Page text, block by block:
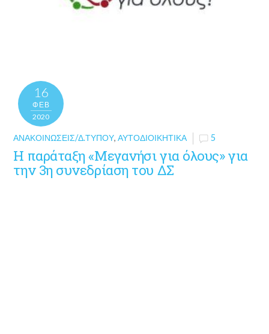
16
ΦΕΒ
2020
ΑΝΑΚΟΙΝΏΣΕΙΣ/Δ.ΤΎΠΟΥ,ΑΥΤΟΔΙΟΙΚΗΤΙΚΆ 5
Η παράταξη «Μεγανήσι για όλους» για
την 3η συνεδρίαση του ΔΣ